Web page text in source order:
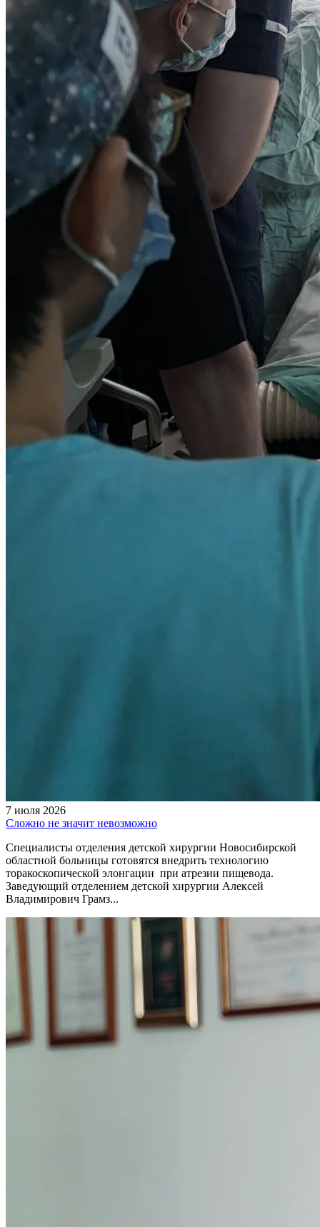
7 июля 2026
Сложно не значит невозможно
Специалисты отделения детской хирургии Новосибирской
областной больницы готовятся внедрить технологию
торакоскопической элонгации при атрезии пищевода.
Заведующий отделением детской хирургии Алексей
Владимирович Грамз...